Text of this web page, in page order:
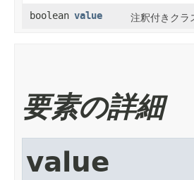
boolean value 注釈付きクラ
要素の詳細
value